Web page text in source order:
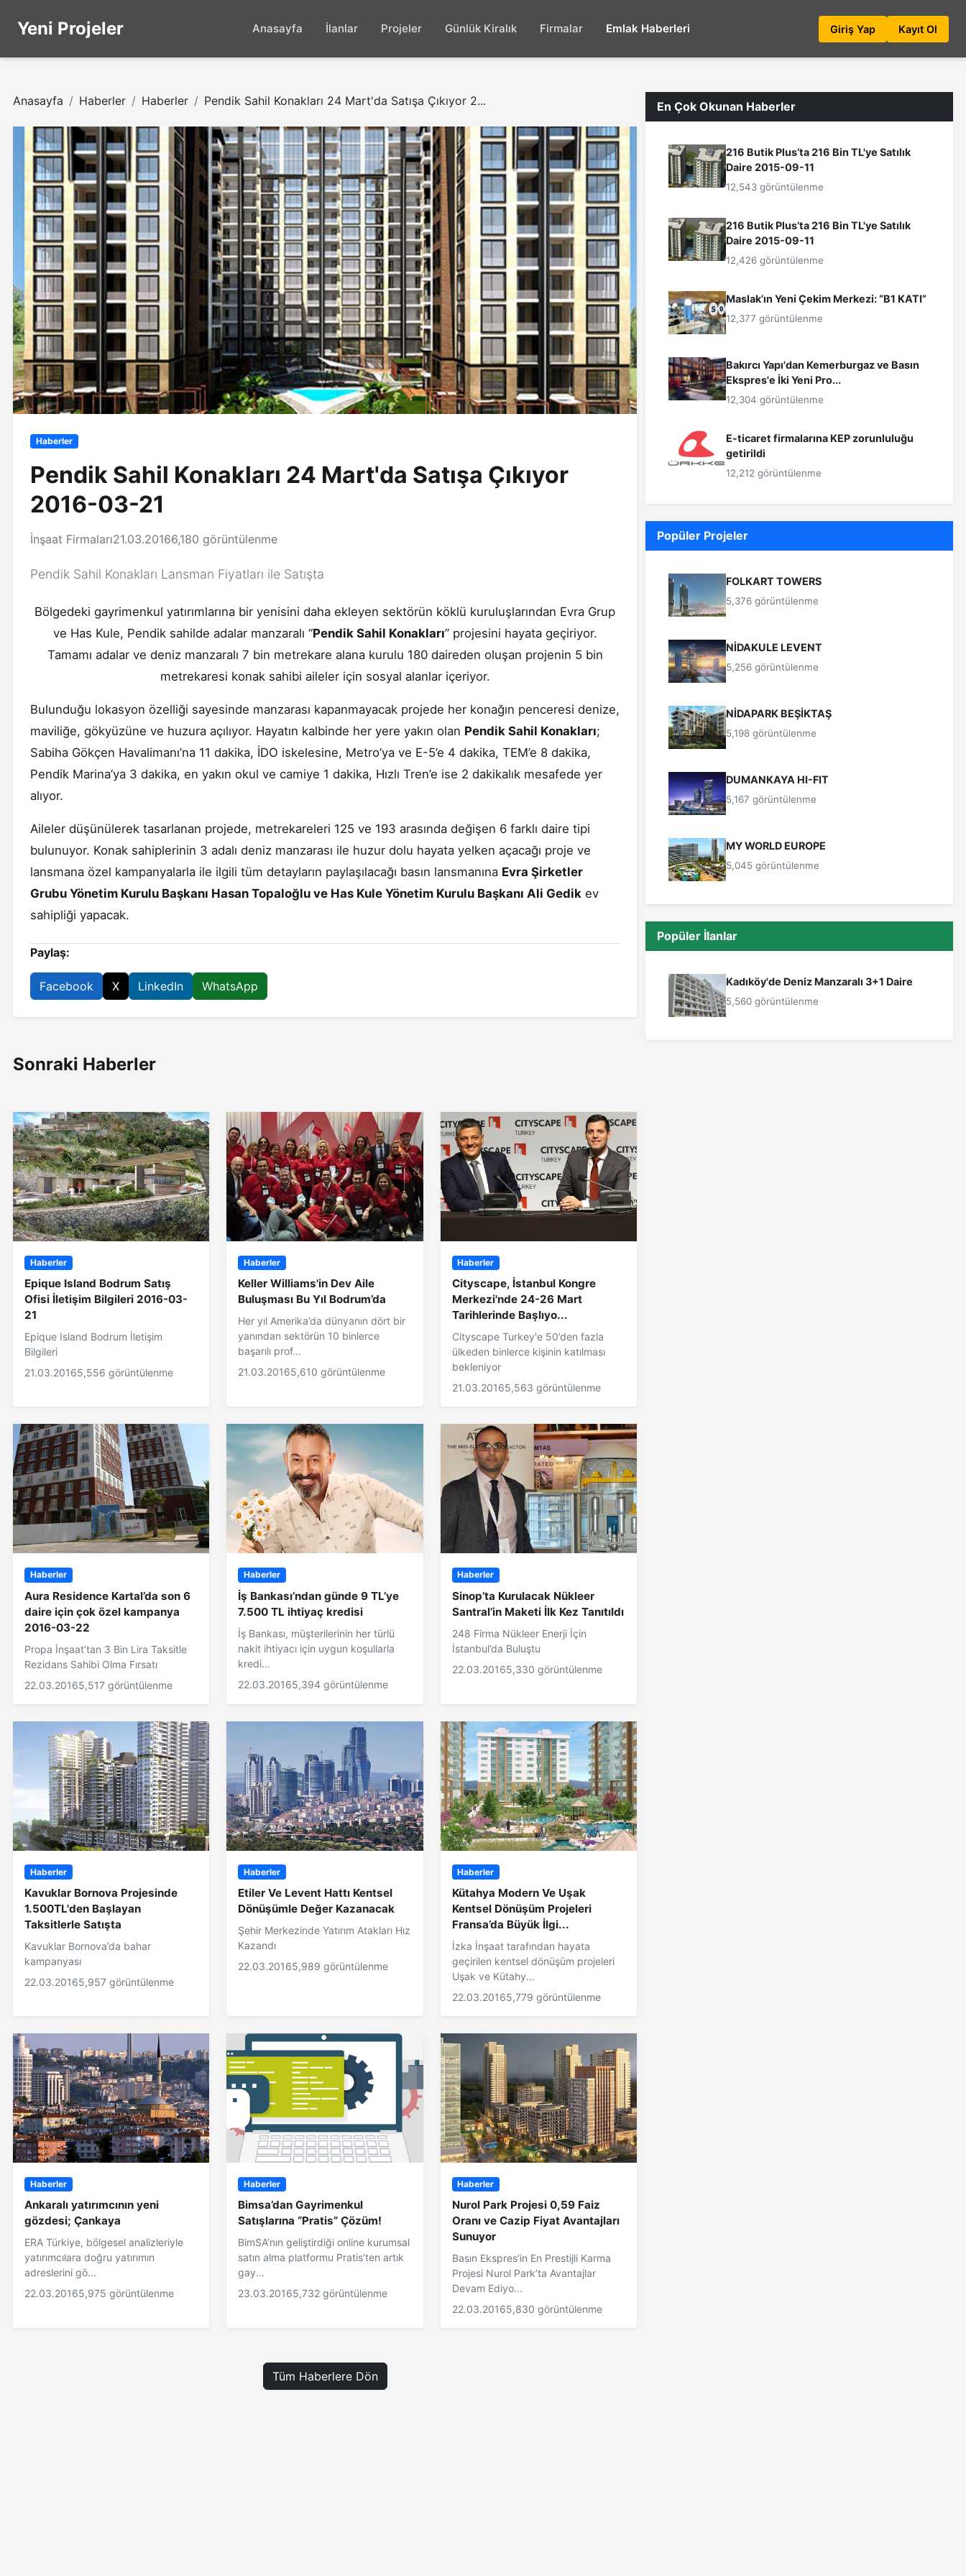
Yeni Projeler Anasayfa İlanlar Projeler Günlük Kiralık Firmalar Emlak Haberleri Giriş Yap Kayıt Ol
Anasayfa Haberler Haberler Pendik Sahil Konakları 24 Mart'da Satışa Çıkıyor 2...
Haberler
Pendik Sahil Konakları 24 Mart'da Satışa Çıkıyor
2016-03-21
İnşaat Firmaları21.03.20166,180 görüntülenme
Pendik Sahil Konakları Lansman Fiyatları ile Satışta
Bölgedeki gayrimenkul yatırımlarına bir yenisini daha ekleyen sektörün köklü kuruluşlarından Evra Grup
ve Has Kule, Pendik sahilde adalar manzaralı “Pendik Sahil Konakları” projesini hayata geçiriyor.
Tamamı adalar ve deniz manzaralı 7 bin metrekare alana kurulu 180 daireden oluşan projenin 5 bin
metrekaresi konak sahibi aileler için sosyal alanlar içeriyor.
Bulunduğu lokasyon özelliği sayesinde manzarası kapanmayacak projede her konağın penceresi denize,
maviliğe, gökyüzüne ve huzura açılıyor. Hayatın kalbinde her yere yakın olan Pendik Sahil Konakları;
Sabiha Gökçen Havalimanı’na 11 dakika, İDO iskelesine, Metro’ya ve E-5’e 4 dakika, TEM’e 8 dakika,
Pendik Marina’ya 3 dakika, en yakın okul ve camiye 1 dakika, Hızlı Tren’e ise 2 dakikalık mesafede yer
alıyor.
Aileler düşünülerek tasarlanan projede, metrekareleri 125 ve 193 arasında değişen 6 farklı daire tipi
bulunuyor. Konak sahiplerinin 3 adalı deniz manzarası ile huzur dolu hayata yelken açacağı proje ve
lansmana özel kampanyalarla ile ilgili tüm detayların paylaşılacağı basın lansmanına Evra Şirketler
Grubu Yönetim Kurulu Başkanı Hasan Topaloğlu ve Has Kule Yönetim Kurulu Başkanı Ali Gedik ev
sahipliği yapacak.
Paylaş:
Facebook X LinkedIn WhatsApp
Sonraki Haberler
Haberler
Epique Island Bodrum Satış
Ofisi İletişim Bilgileri 2016-03-
21
Epique Island Bodrum İletişim
Bilgileri
21.03.20165,556 görüntülenme
Haberler
Keller Williams'in Dev Aile
Buluşması Bu Yıl Bodrum’da
Her yıl Amerika’da dünyanın dört bir
yanından sektörün 10 binlerce
başarılı prof...
21.03.20165,610 görüntülenme
Haberler
Cityscape, İstanbul Kongre
Merkezi'nde 24-26 Mart
Tarihlerinde Başlıyo...
Cityscape Turkey'e 50’den fazla
ülkeden binlerce kişinin katılması
bekleniyor
21.03.20165,563 görüntülenme
Haberler
Aura Residence Kartal’da son 6
daire için çok özel kampanya
2016-03-22
Propa İnşaat’tan 3 Bin Lira Taksitle
Rezidans Sahibi Olma Fırsatı
22.03.20165,517 görüntülenme
Haberler
İş Bankası’ndan günde 9 TL’ye
7.500 TL ihtiyaç kredisi
İş Bankası, müşterilerinin her türlü
nakit ihtiyacı için uygun koşullarla
kredi...
22.03.20165,394 görüntülenme
Haberler
Sinop’ta Kurulacak Nükleer
Santral’in Maketi İlk Kez Tanıtıldı
248 Firma Nükleer Enerji İçin
İstanbul’da Buluştu
22.03.20165,330 görüntülenme
Haberler
Kavuklar Bornova Projesinde
1.500TL'den Başlayan
Taksitlerle Satışta
Kavuklar Bornova’da bahar
kampanyası
22.03.20165,957 görüntülenme
Haberler
Etiler Ve Levent Hattı Kentsel
Dönüşümle Değer Kazanacak
Şehir Merkezinde Yatırım Atakları Hız
Kazandı
22.03.20165,989 görüntülenme
Haberler
Kütahya Modern Ve Uşak
Kentsel Dönüşüm Projeleri
Fransa’da Büyük İlgi...
İzka İnşaat tarafından hayata
geçirilen kentsel dönüşüm projeleri
Uşak ve Kütahy...
22.03.20165,779 görüntülenme
Haberler
Ankaralı yatırımcının yeni
gözdesi; Çankaya
ERA Türkiye, bölgesel analizleriyle
yatırımcılara doğru yatırımın
adreslerini gö...
22.03.20165,975 görüntülenme
Haberler
Bimsa’dan Gayrimenkul
Satışlarına “Pratis” Çözüm!
BimSA’nın geliştirdiği online kurumsal
satın alma platformu Pratis’ten artık
gay...
23.03.20165,732 görüntülenme
Haberler
Nurol Park Projesi 0,59 Faiz
Oranı ve Cazip Fiyat Avantajları
Sunuyor
Basın Ekspres’in En Prestijli Karma
Projesi Nurol Park’ta Avantajlar
Devam Ediyo...
22.03.20165,830 görüntülenme
Tüm Haberlere Dön
En Çok Okunan Haberler
216 Butik Plus’ta 216 Bin TL'ye Satılık
Daire 2015-09-11
12,543 görüntülenme
216 Butik Plus’ta 216 Bin TL'ye Satılık
Daire 2015-09-11
12,426 görüntülenme
Maslak’ın Yeni Çekim Merkezi: “B1 KATI”
12,377 görüntülenme
Bakırcı Yapı'dan Kemerburgaz ve Basın
Ekspres'e İki Yeni Pro...
12,304 görüntülenme
E-ticaret firmalarına KEP zorunluluğu
getirildi
12,212 görüntülenme
Popüler Projeler
FOLKART TOWERS
5,376 görüntülenme
NİDAKULE LEVENT
5,256 görüntülenme
NİDAPARK BEŞİKTAŞ
5,198 görüntülenme
DUMANKAYA HI-FIT
5,167 görüntülenme
MY WORLD EUROPE
5,045 görüntülenme
Popüler İlanlar
Kadıköy'de Deniz Manzaralı 3+1 Daire
5,560 görüntülenme